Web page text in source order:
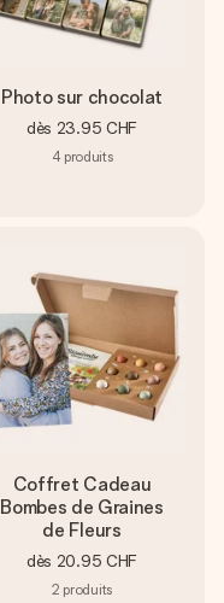
Photo sur chocolat
dès 23.95 CHF
4 produits
Coffret Cadeau
Bombes de Graines
de Fleurs
dès 20.95 CHF
2 produits